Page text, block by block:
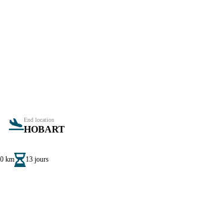
End location
HOBART
km 13 jours